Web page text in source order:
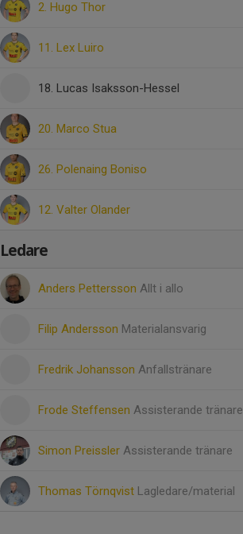
2. Hugo Thor
11. Lex Luiro
18. Lucas Isaksson-Hessel
20. Marco Stua
26. Polenaing Boniso
12. Valter Olander
Ledare
Anders Pettersson Allt i allo
Filip Andersson Materialansvarig
Fredrik Johansson Anfallstränare
Frode Steffensen Assisterande tränare
Simon Preissler Assisterande tränare
Thomas Törnqvist Lagledare/material